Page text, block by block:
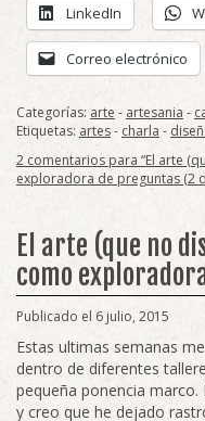
LinkedIn
Correo electrónico
Categorías: arte - artesania -
Etiquetas: artes- charla -
2 comentarios para “El arte
exploradora de preguntas (2
El arte (que no
como
Publicado el 6 julio, 2015
Estas ultimas semanas
dentro de diferentes
pequeña ponencia
y creo que he dejado